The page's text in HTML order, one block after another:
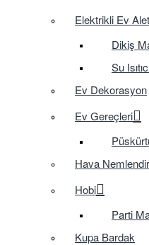
Elektrikli Ev
Dikiş
Su
Ev Dekorasyon
Ev Gereçleri
Hava
Hobi
Parti
Kupa Bardak